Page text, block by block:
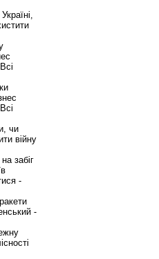
чи
війну
забіг
-
-